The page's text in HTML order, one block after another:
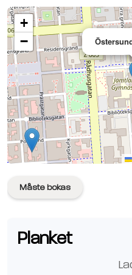
+
−
Se planen på Google Maps
Måste bokas
Planket